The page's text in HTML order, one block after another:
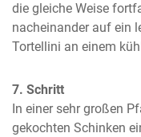
die gleiche Weise
nacheinander auf ein
Tortellini an einem
7. Schritt
In einer sehr großen
gekochten Schinken